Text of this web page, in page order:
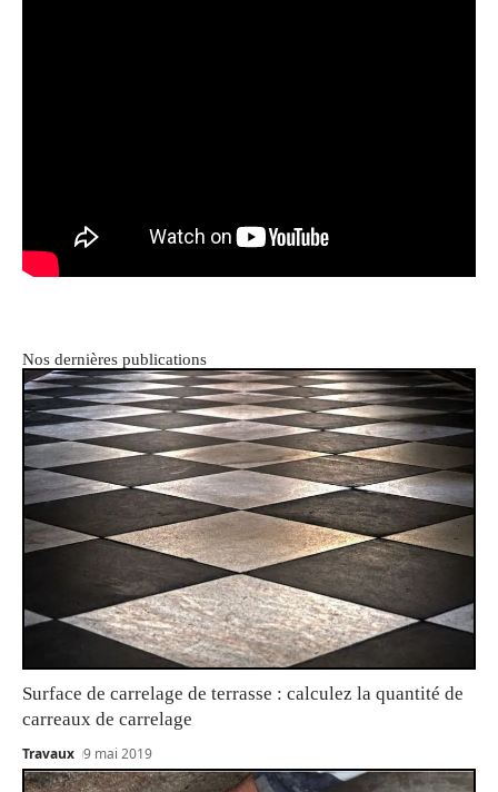
Nos dernières publications
Surface de carrelage de terrasse : calculez la quantité de
carreaux de carrelage
Travaux 9 mai 2019